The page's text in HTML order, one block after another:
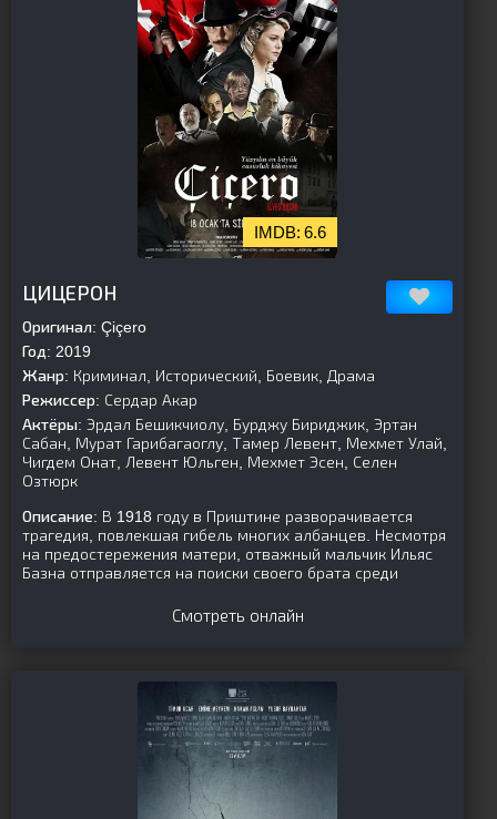
6.6
ЦИЦЕРОН
Оригинал: Çiçero
Год: 2019
Жанр: Криминал, Исторический, Боевик, Драма
Режиссер: Сердар Акар
Актёры: Эрдал Бешикчиолу, Бурджу Бириджик, Эртан
Сабан, Мурат Гарибагаоглу, Тамер Левент, Мехмет Улай,
Чигдем Онат, Левент Юльген, Мехмет Эсен, Селен
Озтюрк
Описание: В 1918 году в Приштине разворачивается
трагедия, повлекшая гибель многих албанцев. Несмотря
на предостережения матери, отважный мальчик Ильяс
Базна отправляется на поиски своего брата среди
Смотреть онлайн